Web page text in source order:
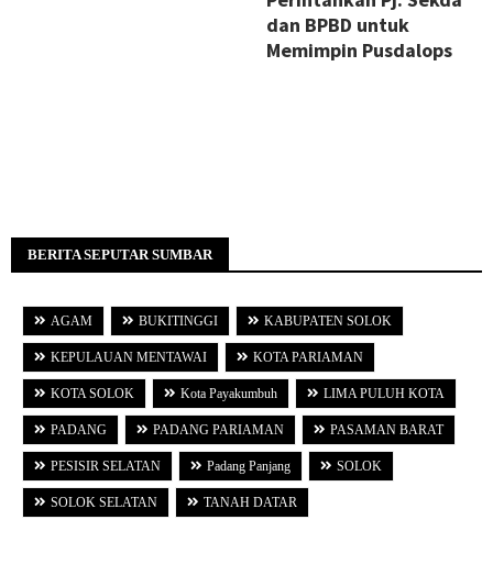
BERITA SEPUTAR SUMBAR
AGAM BUKITINGGI KABUPATEN SOLOK
KEPULAUAN MENTAWAI KOTA PARIAMAN
KOTA SOLOK Kota Payakumbuh LIMA PULUH KOTA
PADANG PADANG PARIAMAN PASAMAN BARAT
PESISIR SELATAN Padang Panjang SOLOK
SOLOK SELATAN TANAH DATAR